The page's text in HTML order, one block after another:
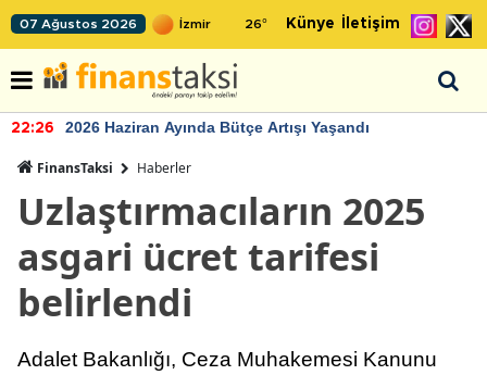
07 Ağustos 2026 26° Künye İletişim
22:26 2026 Haziran Ayında Bütçe Artışı Yaşandı
FinansTaksi Haberler
Uzlaştırmacıların 2025
asgari ücret tarifesi
belirlendi
Adalet Bakanlığı, Ceza Muhakemesi Kanunu